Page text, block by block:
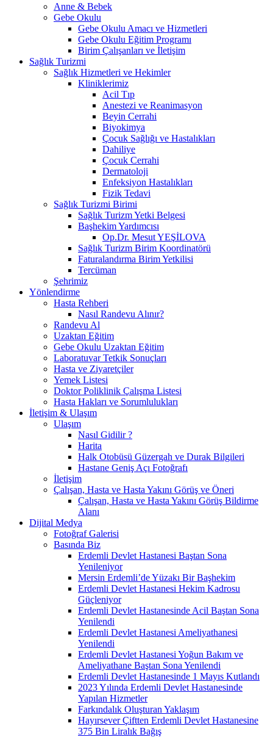
Anne & Bebek
Gebe Okulu
Gebe Okulu Amacı ve Hizmetleri
Gebe Okulu Eğitim Programı
Birim Çalışanları ve İletişim
Sağlık Turizmi
Sağlık Hizmetleri ve Hekimler
Kliniklerimiz
Acil Tıp
Anestezi ve Reanimasyon
Beyin Cerrahi
Biyokimya
Çocuk Sağlığı ve Hastalıkları
Dahiliye
Çocuk Cerrahi
Dermatoloji
Enfeksiyon Hastalıkları
Fizik Tedavi
Sağlık Turizmi Birimi
Sağlık Turizm Yetki Belgesi
Başhekim Yardımcısı
Op.Dr. Mesut YEŞİLOVA
Sağlık Turizm Birim Koordinatörü
Faturalandırma Birim Yetkilisi
Tercüman
Şehrimiz
Yönlendirme
Hasta Rehberi
Nasıl Randevu Alınır?
Randevu Al
Uzaktan Eğitim
Gebe Okulu Uzaktan Eğitim
Laboratuvar Tetkik Sonuçları
Hasta ve Ziyaretçiler
Yemek Listesi
Doktor Poliklinik Çalışma Listesi
Hasta Hakları ve Sorumlulukları
İletişim & Ulaşım
Ulaşım
Nasıl Gidilir ?
Harita
Halk Otobüsü Güzergah ve Durak Bilgileri
Hastane Geniş Açı Fotoğrafı
İletişim
Çalışan, Hasta ve Hasta Yakını Görüş ve Öneri
Çalışan, Hasta ve Hasta Yakını Görüş Bildirme
Alanı
Dijital Medya
Fotoğraf Galerisi
Basında Biz
Erdemli Devlet Hastanesi Baştan Sona
Yenileniyor
Mersin Erdemli’de Yüzakı Bir Başhekim
Erdemli Devlet Hastanesi Hekim Kadrosu
Güçleniyor
Erdemli Devlet Hastanesinde Acil Baştan Sona
Yenilendi
Erdemli Devlet Hastanesi Ameliyathanesi
Yenilendi
Erdemli Devlet Hastanesi Yoğun Bakım ve
Ameliyathane Baştan Sona Yenilendi
Erdemli Devlet Hastanesinde 1 Mayıs Kutlandı
2023 Yılında Erdemli Devlet Hastanesinde
Yapılan Hizmetler
Farkındalık Oluşturan Yaklaşım
Hayırsever Çiftten Erdemli Devlet Hastanesine
375 Bin Liralık Bağış